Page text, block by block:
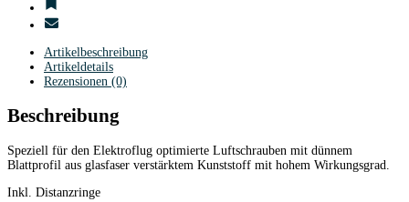
Artikelbeschreibung
Artikeldetails
Rezensionen (0)
Beschreibung
Speziell für den Elektroflug optimierte Luftschrauben mit dünnem
Blattprofil aus glasfaser verstärktem Kunststoff mit hohem Wirkungsgrad.
Inkl. Distanzringe